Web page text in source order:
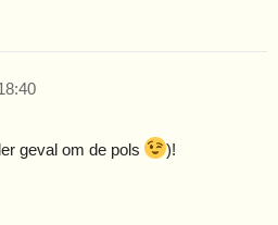
geval om de pols
)!